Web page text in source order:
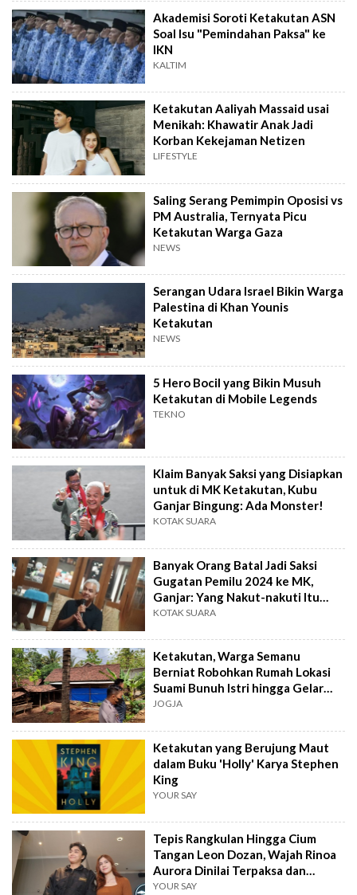
Akademisi Soroti Ketakutan ASN
Soal Isu "Pemindahan Paksa" ke
IKN
KALTIM
Ketakutan Aaliyah Massaid usai
Menikah: Khawatir Anak Jadi
Korban Kekejaman Netizen
LIFESTYLE
Saling Serang Pemimpin Oposisi vs
PM Australia, Ternyata Picu
Ketakutan Warga Gaza
NEWS
Serangan Udara Israel Bikin Warga
Palestina di Khan Younis
Ketakutan
NEWS
5 Hero Bocil yang Bikin Musuh
Ketakutan di Mobile Legends
TEKNO
Klaim Banyak Saksi yang Disiapkan
untuk di MK Ketakutan, Kubu
Ganjar Bingung: Ada Monster!
KOTAK SUARA
Banyak Orang Batal Jadi Saksi
Gugatan Pemilu 2024 ke MK,
Ganjar: Yang Nakut-nakuti Itu
Genderuwo
KOTAK SUARA
Ketakutan, Warga Semanu
Berniat Robohkan Rumah Lokasi
Suami Bunuh Istri hingga Gelar
Ruwatan
JOGJA
Ketakutan yang Berujung Maut
dalam Buku 'Holly' Karya Stephen
King
YOUR SAY
Tepis Rangkulan Hingga Cium
Tangan Leon Dozan, Wajah Rinoa
Aurora Dinilai Terpaksa dan
Ketakutan
YOUR SAY